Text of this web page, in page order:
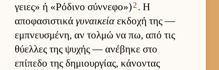
γειες» ή «Ρόδινο σύν­νεφο») 2 . Η
αποφασιστικά γυναικείαεκ­δοχή της —
εμπνευ­σμένη, αν τολμώ να πω, από τις
θύελ­λες της ψυχής — ανέβηκε στο
επίπεδο της δημιουρ­γίας, κάνοντας